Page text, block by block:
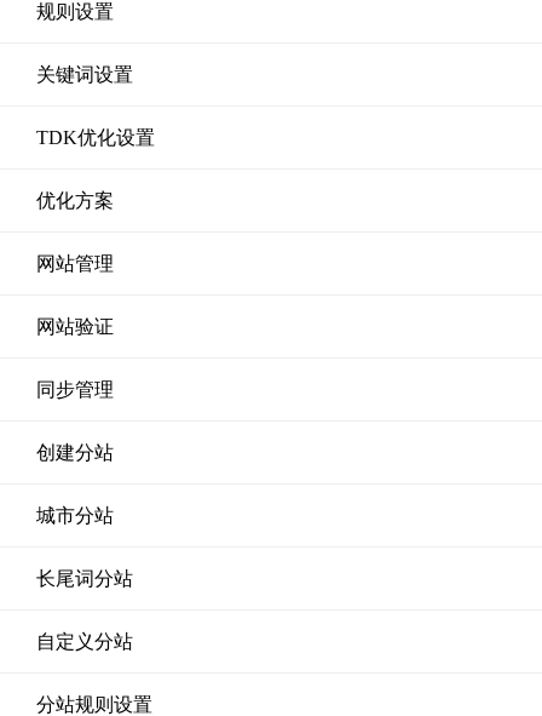
规则设置
关键词设置
TDK优化设置
优化方案
网站管理
网站验证
同步管理
创建分站
城市分站
长尾词分站
自定义分站
分站规则设置